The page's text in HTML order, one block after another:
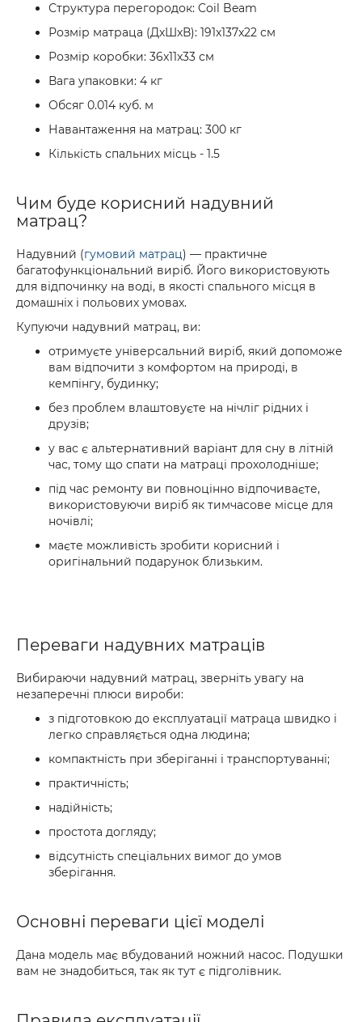
Структура перегородок: Coil Beam
Розмір матраца (ДхШхВ): 191x137x22 см
Розмір коробки: 36x11x33 см
Вага упаковки: 4 кг
Обсяг 0.014 куб. м
Навантаження на матрац: 300 кг
Кількість спальних місць - 1.5
Чим буде корисний надувний
матрац?
Надувний (гумовий матрац) — практичне
багатофункціональний виріб. Його використовують
для відпочинку на воді, в якості спального місця в
домашніх і польових умовах.
Купуючи надувний матрац, ви:
отримуєте універсальний виріб, який допоможе
вам відпочити з комфортом на природі, в
кемпінгу, будинку;
без проблем влаштовуєте на нічліг рідних і
друзів;
у вас є альтернативний варіант для сну в літній
час, тому що спати на матраці прохолодніше;
під час ремонту ви повноцінно відпочиваєте,
використовуючи виріб як тимчасове місце для
ночівлі;
маєте можливість зробити корисний і
оригінальний подарунок близьким.
Переваги надувних матраців
Вибираючи надувний матрац, зверніть увагу на
незаперечні плюси вироби:
з підготовкою до експлуатації матраца швидко і
легко справляється одна людина;
компактність при зберіганні і транспортуванні;
практичність;
надійність;
простота догляду;
відсутність спеціальних вимог до умов
зберігання.
Основні переваги цієї моделі
Дана модель має вбудований ножний насос. Подушки
вам не знадобиться, так як тут є підголівник.